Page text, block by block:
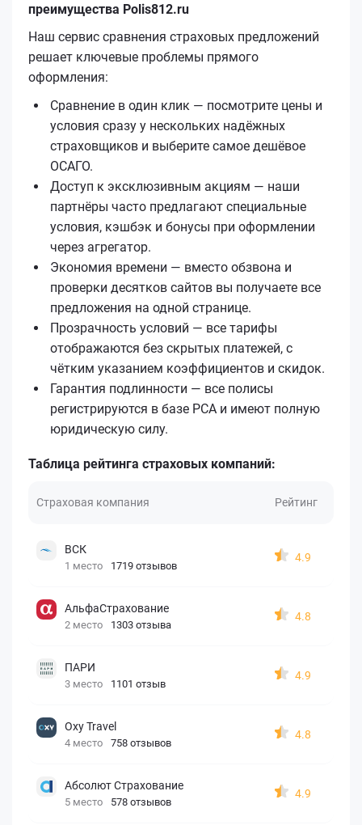
преимущества Polis812.ru
Наш сервис сравнения страховых предложений
решает ключевые проблемы прямого
оформления:
Сравнение в один клик — посмотрите цены и
условия сразу у нескольких надёжных
страховщиков и выберите самое дешёвое
ОСАГО.
Доступ к эксклюзивным акциям — наши
партнёры часто предлагают специальные
условия, кэшбэк и бонусы при оформлении
через агрегатор.
Экономия времени — вместо обзвона и
проверки десятков сайтов вы получаете все
предложения на одной странице.
Прозрачность условий — все тарифы
отображаются без скрытых платежей, с
чётким указанием коэффициентов и скидок.
Гарантия подлинности — все полисы
регистрируются в базе РСА и имеют полную
юридическую силу.
Таблица рейтинга страховых компаний:
Страховая компания Рейтинг
ВСК
1 место 1719 отзывов
4.9
АльфаСтрахование
2 место 1303 отзыва
4.8
ПАРИ
3 место 1101 отзыв
4.9
Oxy Travel
4 место 758 отзывов
4.8
Абсолют Страхование
5 место 578 отзывов
4.9